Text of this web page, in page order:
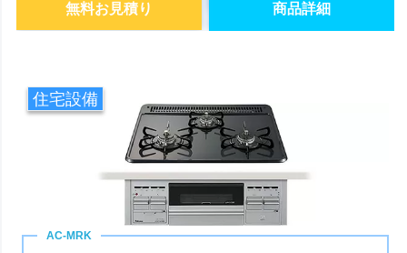
商品詳細
無料お見積り
住宅設備